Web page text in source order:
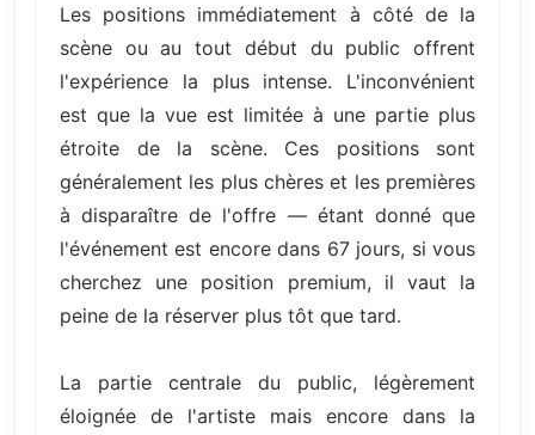
Les positions immédiatement à côté de la
scène ou au tout début du public offrent
l'expérience la plus intense. L'inconvénient
est que la vue est limitée à une partie plus
étroite de la scène. Ces positions sont
généralement les plus chères et les premières
à disparaître de l'offre — étant donné que
l'événement est encore dans 67 jours, si vous
cherchez une position premium, il vaut la
peine de la réserver plus tôt que tard.
La partie centrale du public, légèrement
éloignée de l'artiste mais encore dans la